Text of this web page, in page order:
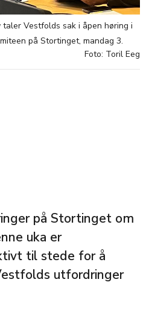
Vestfolds sak i åpen høring i
på Stortinget, mandag 3.
Foto: Toril Eeg
på Stortinget om
uka er
til stede for å
utfordringer